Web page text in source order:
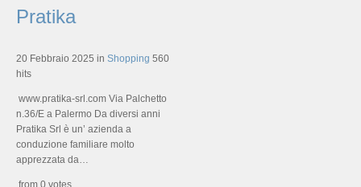
Pratika
20 Febbraio 2025 in Shopping 560
hits
www.pratika-srl.com Via Palchetto
n.36/E a Palermo Da diversi anni
Pratika Srl è un’ azienda a
conduzione familiare molto
apprezzata da…
from 0 votes